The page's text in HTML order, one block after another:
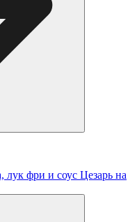
лук фри и соус Цезарь на